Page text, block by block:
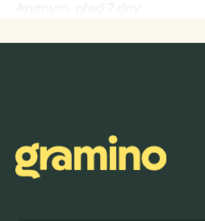
Anonym,před 8 dny